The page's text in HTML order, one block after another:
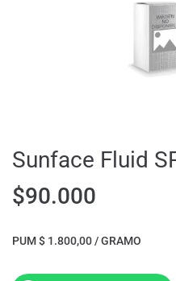
Sunface Fluid
$90.000
PUM $ 1.800,00 / GRAMO